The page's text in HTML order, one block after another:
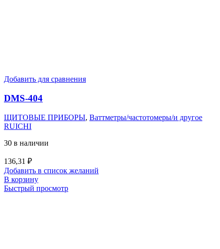
Добавить для сравнения
DMS-404
ЩИТОВЫЕ ПРИБОРЫ, Ваттметры/частотомеры/и другое
RUICHI
30 в наличии
136,31 ₽
Добавить в список желаний
В корзину
Быстрый просмотр